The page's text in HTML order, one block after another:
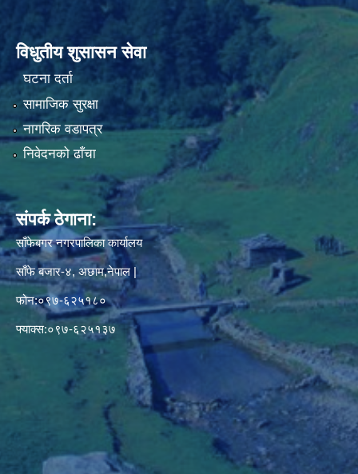
विधुतीय शुसासन सेवा
घटना दर्ता
सामाजिक सुरक्षा
नागरिक वडापत्र
निवेदनको ढाँचा
संपर्क ठेगाना:
साँफेबगर नगरपालिका कार्यालय
साँफे बजार-४, अछाम,नेपाल |
फोन:०९७-६२५१८०
फ्याक्स:०९७-६२५१३७